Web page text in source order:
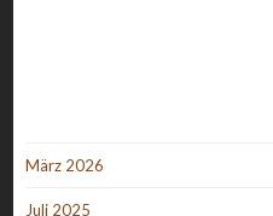
März 2026
Juli 2025